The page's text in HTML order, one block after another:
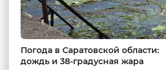
Погода в Саратовской области:
дождь и 38-градусная жара